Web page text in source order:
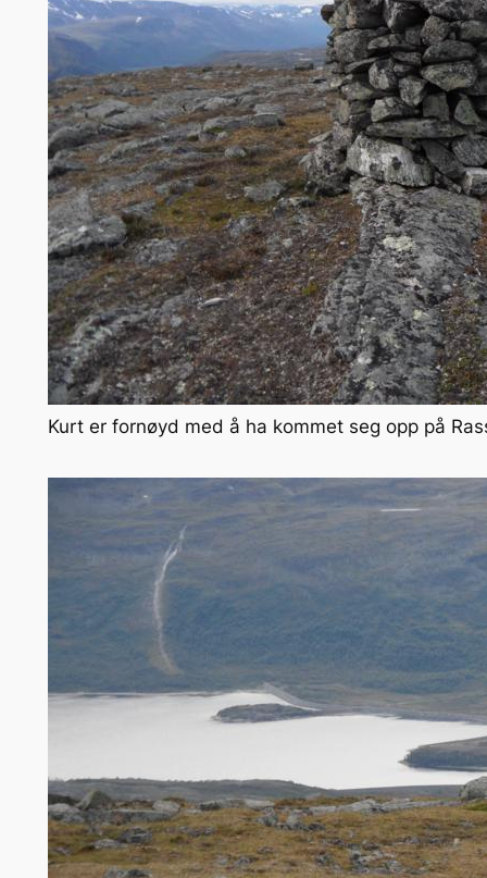
Kurt er fornøyd med å ha kommet seg opp på